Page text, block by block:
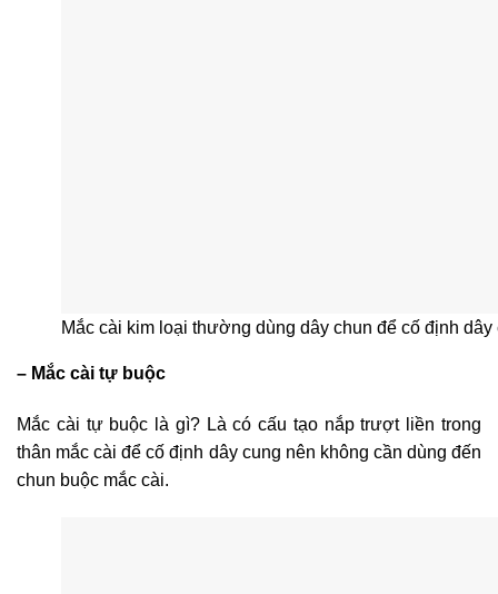
Mắc cài kim loại thường dùng dây chun để cố định
– Mắc cài tự buộc
Mắc cài tự buộc là gì? Là có cấu tạo nắp trượt liền trong
thân mắc cài để cố định dây cung nên không cần dùng đến
chun buộc mắc cài.